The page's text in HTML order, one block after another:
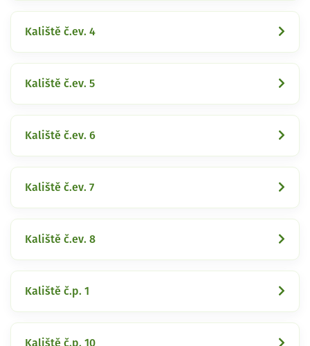
Kaliště č.ev. 4
Kaliště č.ev. 5
Kaliště č.ev. 6
Kaliště č.ev. 7
Kaliště č.ev. 8
Kaliště č.p. 1
Kaliště č.p. 10